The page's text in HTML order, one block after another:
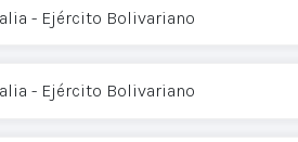
- Ejército Bolivariano
- Ejército Bolivariano